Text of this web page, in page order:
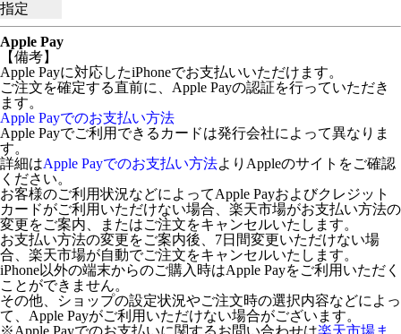
指定
Apple Pay
【備考】
Apple Payに対応したiPhoneでお支払いいただけます。
ご注文を確定する直前に、Apple Payの認証を行っていただき
ます。
Apple Payでのお支払い方法
Apple Payでご利用できるカードは発行会社によって異なりま
す。
詳細はApple Payでのお支払い方法よりAppleのサイトをご確認
ください。
お客様のご利用状況などによってApple Payおよびクレジット
カードがご利用いただけない場合、楽天市場がお支払い方法の
変更をご案内、またはご注文をキャンセルいたします。
お支払い方法の変更をご案内後、7日間変更いただけない場
合、楽天市場が自動でご注文をキャンセルいたします。
iPhone以外の端末からのご購入時はApple Payをご利用いただく
ことができません。
その他、ショップの設定状況やご注文時の選択内容などによっ
て、Apple Payがご利用いただけない場合がございます。